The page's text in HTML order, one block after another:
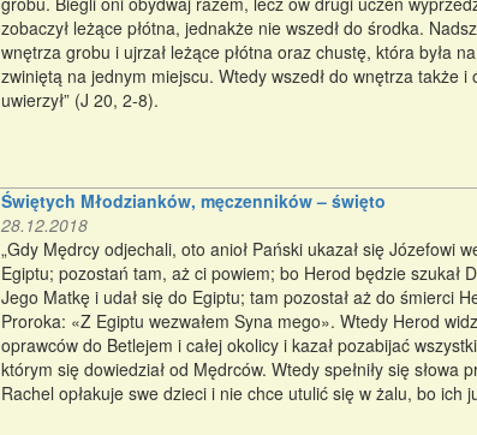
zobaczył leżące płótna, jednakże nie wszedł do środka.
wnętrza grobu i ujrzał leżące płótna oraz chustę, która była
zwiniętą na jednym miejscu. Wtedy wszedł do wnętrza także
uwierzył” (J 20, 2-8).
Świętych Młodzianków, męczenników – święto
28.12.2018
„Gdy Mędrcy odjechali, oto anioł Pański ukazał się Józefowi
Egiptu; pozostań tam, aż ci powiem; bo Herod będzie szukał
Jego Matkę i udał się do Egiptu; tam pozostał aż do śmierci
Proroka: «Z Egiptu wezwałem Syna mego». Wtedy Herod
oprawców do Betlejem i całej okolicy i kazał pozabijać
którym się dowiedział od Mędrców. Wtedy spełniły się
Rachel opłakuje swe dzieci i nie chce utulić się w żalu, bo ich